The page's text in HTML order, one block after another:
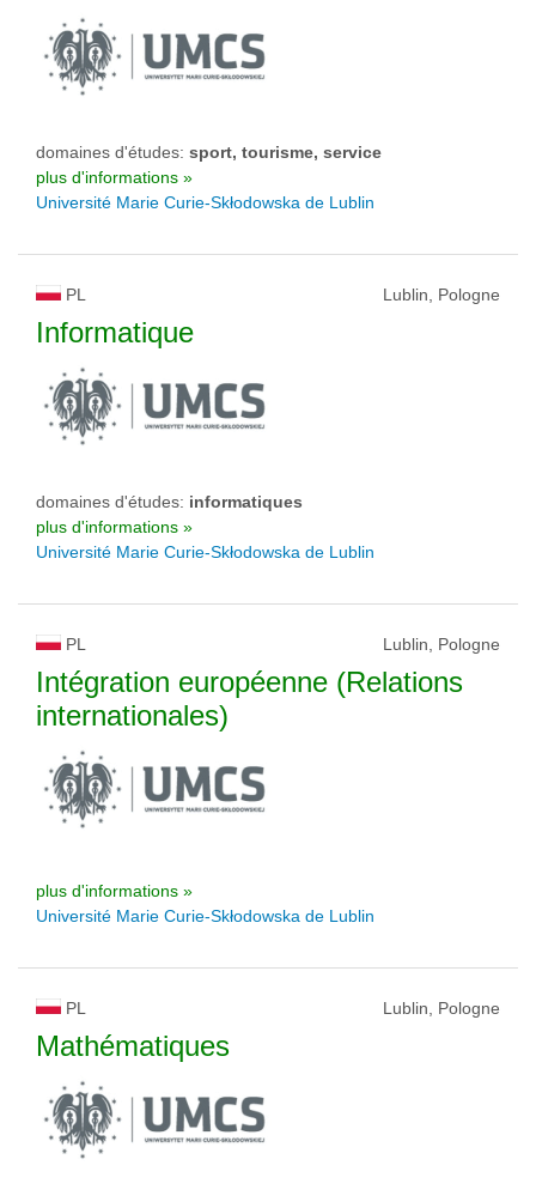
domaines d'études: sport, tourisme, service
plus d'informations »
Université Marie Curie-Skłodowska de Lublin
PL Lublin, Pologne
Informatique
domaines d'études: informatiques
plus d'informations »
Université Marie Curie-Skłodowska de Lublin
PL Lublin, Pologne
Intégration européenne (Relations
internationales)
plus d'informations »
Université Marie Curie-Skłodowska de Lublin
PL Lublin, Pologne
Mathématiques